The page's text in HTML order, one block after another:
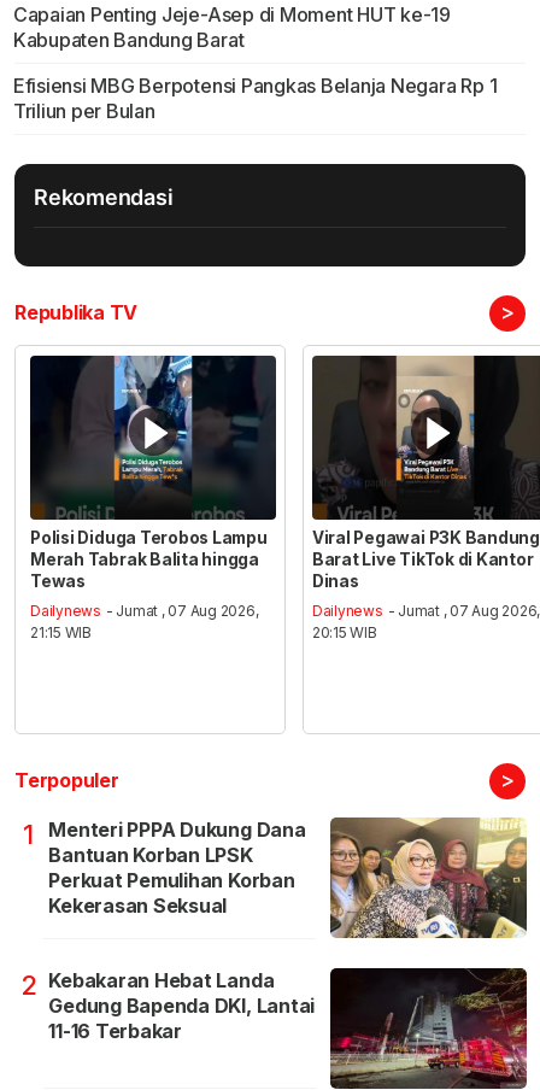
Capaian Penting Jeje-Asep di Moment HUT ke-19
Kabupaten Bandung Barat
Efisiensi MBG Berpotensi Pangkas Belanja Negara Rp 1
Triliun per Bulan
Rekomendasi
Republika TV >
Polisi Diduga Terobos Lampu
Merah Tabrak Balita hingga
Tewas
Dailynews - Jumat , 07 Aug 2026,
21:15 WIB
Viral Pegawai P3K Bandung
Barat Live TikTok di Kantor
Dinas
Dailynews - Jumat , 07 Aug 2026,
20:15 WIB
Terpopuler >
1
Menteri PPPA Dukung Dana
Bantuan Korban LPSK
Perkuat Pemulihan Korban
Kekerasan Seksual
2 Kebakaran Hebat Landa
Gedung Bapenda DKI, Lantai
11-16 Terbakar